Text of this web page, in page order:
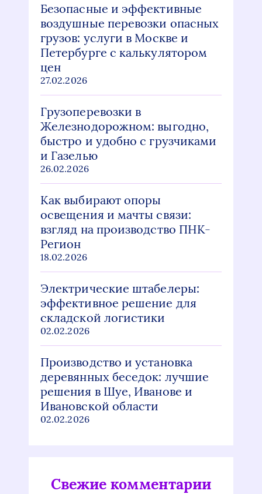
Безопасные и эффективные
воздушные перевозки опасных
грузов: услуги в Москве и
Петербурге с калькулятором
цен
27.02.2026
Грузоперевозки в
Железнодорожном: выгодно,
быстро и удобно с грузчиками
и Газелью
26.02.2026
Как выбирают опоры
освещения и мачты связи:
взгляд на производство ПНК-
Регион
18.02.2026
Электрические штабелеры:
эффективное решение для
складской логистики
02.02.2026
Производство и установка
деревянных беседок: лучшие
решения в Шуе, Иванове и
Ивановской области
02.02.2026
Свежие комментарии